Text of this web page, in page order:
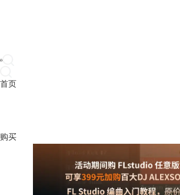
首页
购买